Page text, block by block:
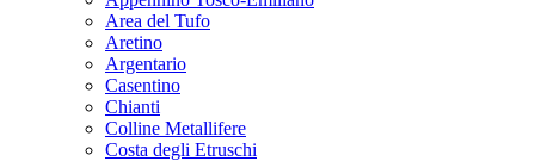
Area del Tufo
Aretino
Argentario
Casentino
Chianti
Colline Metallifere
Costa degli Etruschi